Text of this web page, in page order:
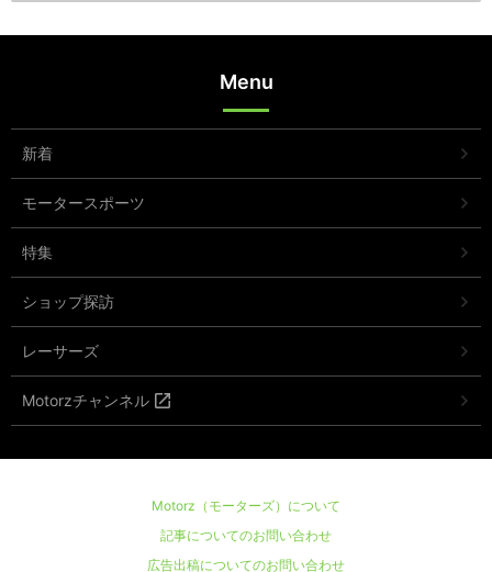
Menu
新着
モータースポーツ
特集
ショップ探訪
レーサーズ
Motorzチャンネル
Motorz（モーターズ）について
記事についてのお問い合わせ
広告出稿についてのお問い合わせ